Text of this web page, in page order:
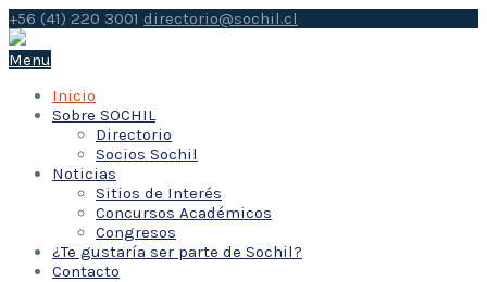
+56 (41) 220 3001 directorio@sochil.cl
Menu
Inicio
Sobre SOCHIL
Directorio
Socios Sochil
Noticias
Sitios de Interés
Concursos Académicos
Congresos
¿Te gustaría ser parte de Sochil?
Contacto